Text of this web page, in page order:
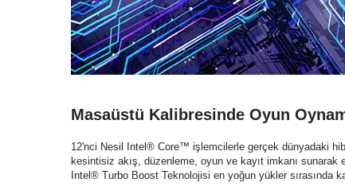
Masaüstü Kalibresinde Oyun
12'nci Nesil Intel® Core™ işlemcilerle gerçek dünyadaki
kesintisiz akış, düzenleme, oyun ve kayıt imkanı
Intel® Turbo Boost Teknolojisi en yoğun yükler sırasında